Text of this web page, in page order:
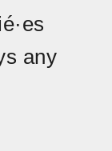
any